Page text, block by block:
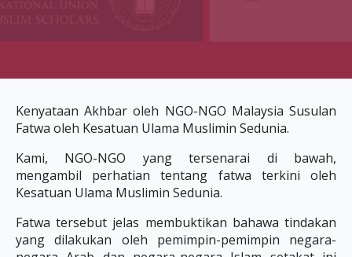
Kenyataan Akhbar oleh NGO-NGO Malaysia Susulan
Fatwa oleh Kesatuan Ulama Muslimin Sedunia.
Kami, NGO-NGO yang tersenarai di bawah,
mengambil perhatian tentang fatwa terkini oleh
Kesatuan Ulama Muslimin Sedunia.
Fatwa tersebut jelas membuktikan bahawa tindakan
yang dilakukan oleh pemimpin-pemimpin negara-